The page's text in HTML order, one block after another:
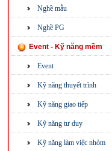
Nghề mẫu
Nghề PG
Event - Kỹ năng mềm
Event
Kỹ năng thuyết trình
Kỹ năng giao tiếp
Kỹ năng tư duy
Kỹ năng làm việc nhóm